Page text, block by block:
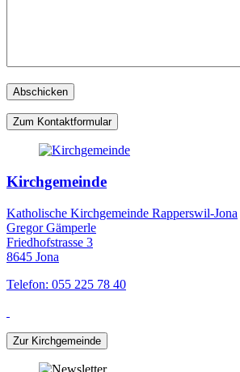
Zum Kontaktformular
Kirchgemeinde
Katholische Kirchgemeinde Rapperswil-Jona
Gregor Gämperle
Friedhofstrasse 3
8645 Jona
Telefon: 055 225 78 40
Zur Kirchgemeinde